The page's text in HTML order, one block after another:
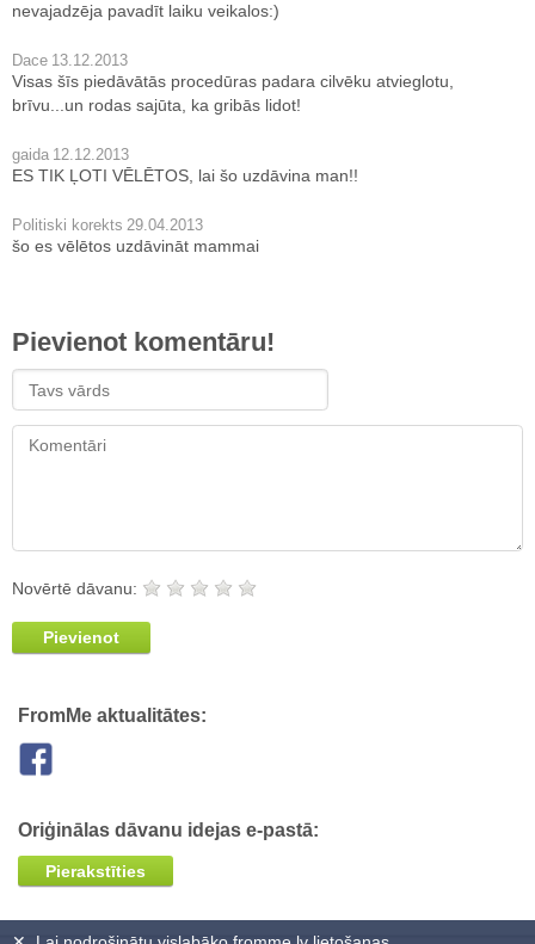
nevajadzēja pavadīt laiku veikalos:)
Dace 13.12.2013
Visas šīs piedāvātās procedūras padara cilvēku atvieglotu,
brīvu...un rodas sajūta, ka gribās lidot!
gaida 12.12.2013
ES TIK ĻOTI VĒLĒTOS, lai šo uzdāvina man!!
Politiski korekts 29.04.2013
šo es vēlētos uzdāvināt mammai
Pievienot komentāru!
Novērtē dāvanu:
Pievienot
FromMe aktualitātes:
Oriģinālas dāvanu idejas e-pastā:
Pierakstīties